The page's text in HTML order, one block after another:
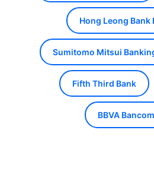
Hong Leong Bank
Sumitomo Mitsui
Fifth Third Bank
BBVA